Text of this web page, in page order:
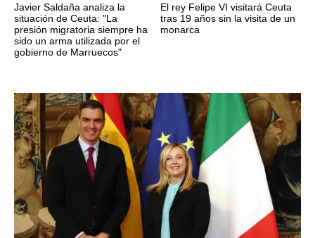
Javier Saldaña analiza la
situación de Ceuta: "La
presión migratoria siempre ha
sido un arma utilizada por el
gobierno de Marruecos"
El rey Felipe VI visitará Ceuta
tras 19 años sin la visita de un
monarca